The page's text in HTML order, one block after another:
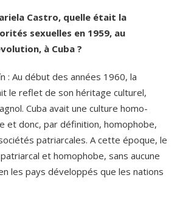
Castro, quelle était la
sexuelles en 1959, au
à Cuba ?
: Au début des années 1960, la
le reflet de son héritage culturel,
Cuba avait une culture homo-
et donc, par définition, homophobe,
patriarcales. A cette époque, le
et homophobe, sans aucune
les pays développés que les nations